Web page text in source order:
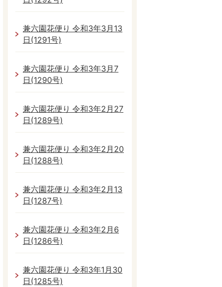
兼六園花便り 令和3年3月13
日(1291号)
兼六園花便り 令和3年3月7
日(1290号)
兼六園花便り 令和3年2月27
日(1289号)
兼六園花便り 令和3年2月20
日(1288号)
兼六園花便り 令和3年2月13
日(1287号)
兼六園花便り 令和3年2月6
日(1286号)
兼六園花便り 令和3年1月30
日(1285号)